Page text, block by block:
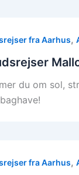
fra Aarhus,
du om sol,
fra Aarhus,